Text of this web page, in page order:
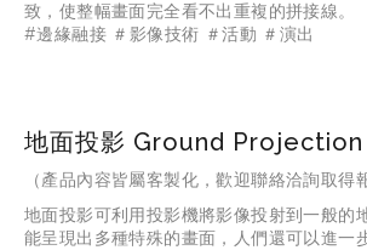
致，使整幅畫面完全看不出重複的拼接線。
#邊緣融接 ＃影像技術 ＃活動 ＃演出
地面投影 Ground Projection
（產品內容皆屬客製化，歡迎聯絡洽詢取得
地面投影可利用投影機將影像投射到一般的
能呈現出多種特殊的畫面，人們還可以進一